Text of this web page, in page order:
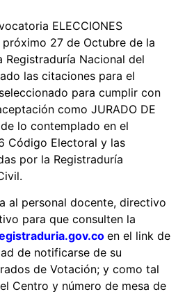
ELECCIONES
próximo 27 de Octubre de la
Registraduría Nacional del
las citaciones para el
para cumplir con
como JURADO DE
lo contemplado en el
Código Electoral y las
por la Registraduría
al personal docente, directivo
para que consulten la
en el link de
de notificarse de su
de Votación; y como tal
Centro y número de mesa de